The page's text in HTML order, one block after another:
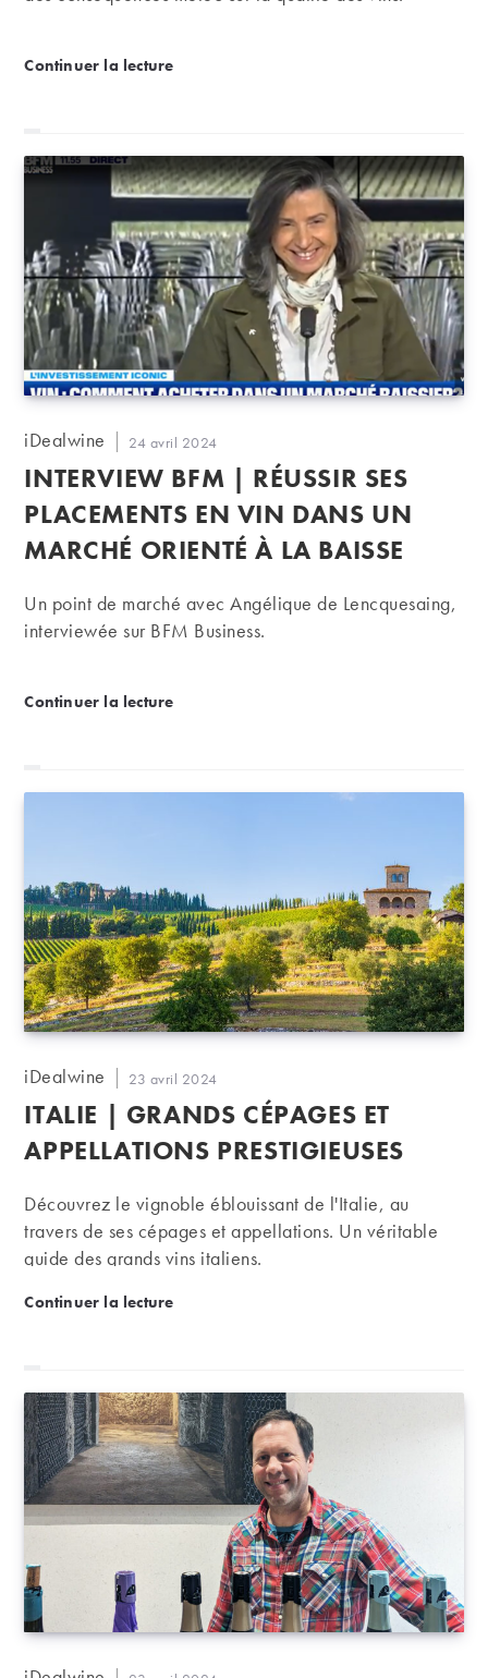
Continuer la lectureLe millésime 2023 à Bordeaux : météo et
Auteur/autrice
publication :
iDealwine
Publication
publiée :
24 avril 2024
INTERVIEW BFM | RÉUSSIR SES
PLACEMENTS EN VIN DANS UN
MARCHÉ ORIENTÉ À LA BAISSE
Un point de marché avec Angélique de Lencquesaing,
interviewée sur BFM Business.
Continuer la lectureInterview BFM | Réussir ses placements en vin
Auteur/autrice
publication :
iDealwine
Publication
publiée :
23 avril 2024
ITALIE | GRANDS CÉPAGES ET
APPELLATIONS PRESTIGIEUSES
Découvrez le vignoble éblouissant de l'Italie, au
travers de ses cépages et appellations. Un véritable
guide des grands vins italiens.
Continuer la lectureItalie | Grands cépages et appellations
Auteur/autrice